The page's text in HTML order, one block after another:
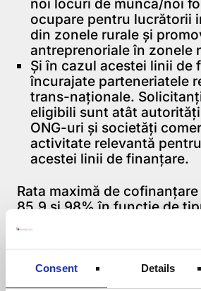
Consent Details
ocupare pentru lucrătorii
din zonele rurale şi
antreprenoriale în zonele
Şi în cazul acestei linii de
încurajate parteneriatele
trans-naţionale.
eligibili sunt atât
ONG-uri şi societăţi
activitate relevantă
acestei linii de finanţare.
Rata maximă de
85,9 şi 98% în funcţie de
solicitante, iar sumele
213.750,00 (echivalentul a
2.137.496,00 lei
euro).